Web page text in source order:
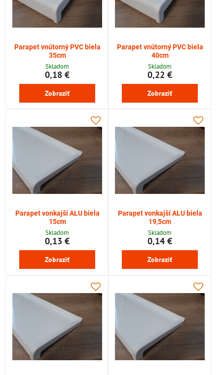
Parapet vnútorný PVC biela
35cm
Skladom
0,18 €
Zobraziť
Parapet vnútorný PVC biela
40cm
Skladom
0,22 €
Zobraziť
Parapet vonkajší ALU biela
15cm
Skladom
0,13 €
Zobraziť
Parapet vonkajší ALU biela
19,5cm
Skladom
0,14 €
Zobraziť